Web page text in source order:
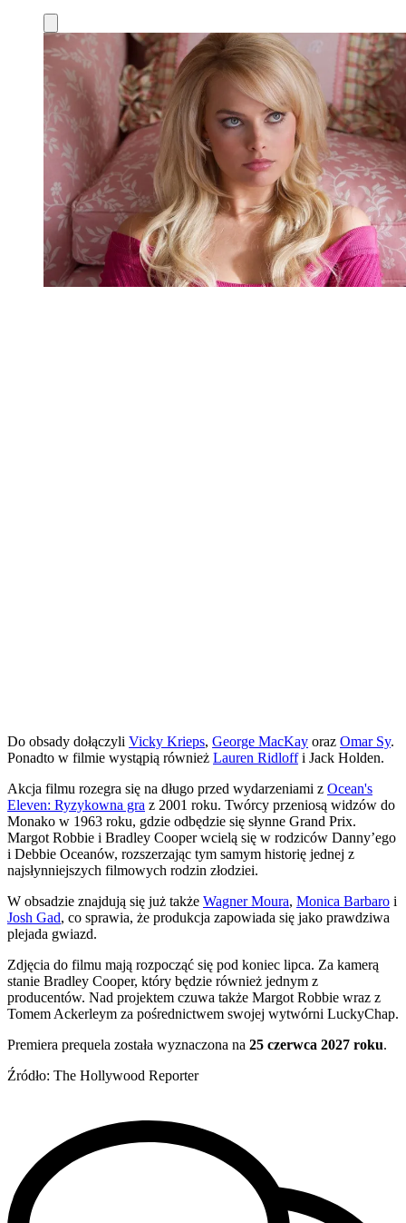
Do obsady dołączyli Vicky Krieps, George MacKay oraz Omar Sy.
Ponadto w filmie wystąpią również Lauren Ridloffi Jack Holden.
Akcja filmu rozegra się na długo przed wydarzeniami z Ocean's
Eleven: Ryzykowna gra z 2001 roku. Twórcy przeniosą widzów do
Monako w 1963 roku, gdzie odbędzie się słynne Grand Prix.
Margot Robbie i Bradley Cooper wcielą się w rodziców Danny’ego
i Debbie Oceanów, rozszerzając tym samym historię jednej z
najsłynniejszych filmowych rodzin złodziei.
W obsadzie znajdują się już także Wagner Moura, Monica Barbaro i
Josh Gad, co sprawia, że produkcja zapowiada się jako prawdziwa
plejada gwiazd.
Zdjęcia do filmu mają rozpocząć się pod koniec lipca. Za kamerą
stanie Bradley Cooper, który będzie również jednym z
producentów. Nad projektem czuwa także Margot Robbie wraz z
Tomem Ackerleym za pośrednictwem swojej wytwórni LuckyChap.
Premiera prequela została wyznaczona na 25 czerwca 2027 roku.
Źródło: The Hollywood Reporter